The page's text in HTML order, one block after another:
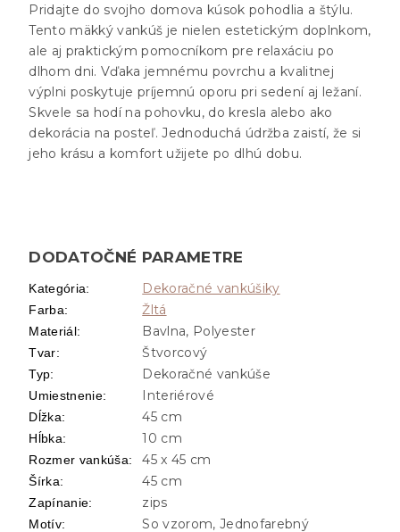
Pridajte do svojho domova kúsok pohodlia a štýlu.
Tento mäkký vankúš je nielen estetickým doplnkom,
ale aj praktickým pomocníkom pre relaxáciu po
dlhom dni. Vďaka jemnému povrchu a kvalitnej
výplni poskytuje príjemnú oporu pri sedení aj ležaní.
Skvele sa hodí na pohovku, do kresla alebo ako
dekorácia na posteľ. Jednoduchá údržba zaistí, že si
jeho krásu a komfort užijete po dlhú dobu.
DODATOČNÉ PARAMETRE
Kategória: Dekoračné vankúšiky
Farba: Žltá
Materiál: Bavlna, Polyester
Tvar: Štvorcový
Typ: Dekoračné vankúše
Umiestnenie: Interiérové
Dĺžka: 45 cm
Hĺbka: 10 cm
Rozmer vankúša: 45 x 45 cm
Šírka: 45 cm
Zapínanie: zips
Motív: So vzorom, Jednofarebný